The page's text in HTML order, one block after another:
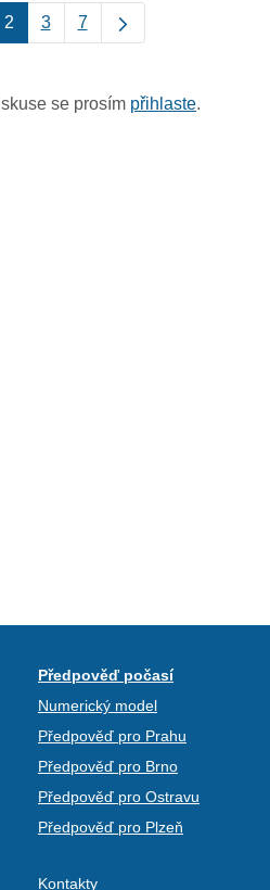
2 3 7
se prosím přihlaste.
Předpověď počasí
Numerický model
Předpověď pro Prahu
Předpověď pro Brno
Předpověď pro Ostravu
Předpověď pro Plzeň
Kontakty